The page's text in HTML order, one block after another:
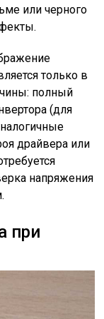
или черного
только в
полный
(для
драйвера или
напряжения
при